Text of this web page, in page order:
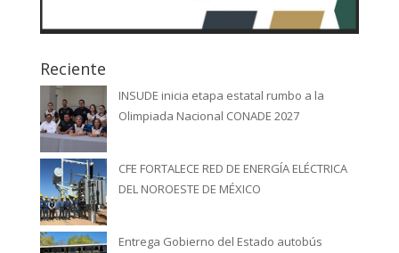
Reciente
INSUDE inicia etapa estatal rumbo a la
Olimpiada Nacional CONADE 2027
CFE FORTALECE RED DE ENERGÍA ELÉCTRICA
DEL NOROESTE DE MÉXICO
Entrega Gobierno del Estado autobús